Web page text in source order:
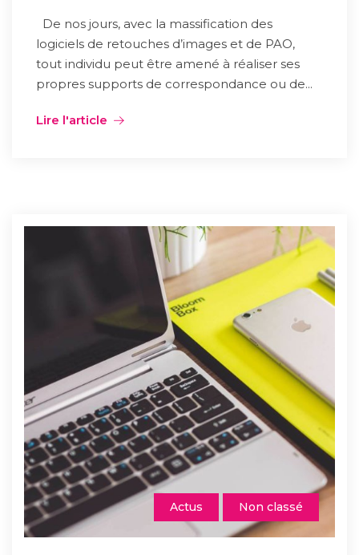
De nos jours, avec la massification des
logiciels de retouches d’images et de PAO,
tout individu peut être amené à réaliser ses
propres supports de correspondance ou de...
Lire l'article
Actus Non classé